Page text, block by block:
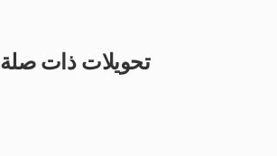
تحويلات ذات صلة